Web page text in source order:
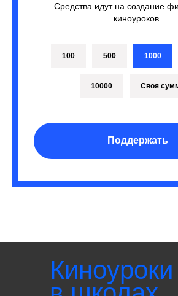
Средства идут на создание
киноуроков.
100 500 1000
10000 Своя
Поддержать
Киноуроки